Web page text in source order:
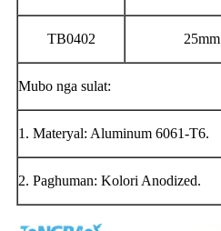
TB0402 25mm
Mubo nga sulat:
1. Materyal: Aluminum 6061-T6.
2. Paghuman: Kolori Anodized.